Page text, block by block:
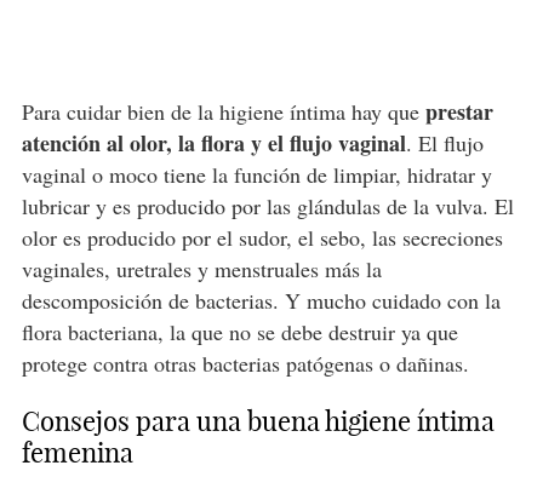
Para cuidar bien de la higiene íntima hay que prestar
atención al olor, la flora y el flujo vaginal. El flujo
vaginal o moco tiene la función de limpiar, hidratar y
lubricar y es producido por las glándulas de la vulva. El
olor es producido por el sudor, el sebo, las secreciones
vaginales, uretrales y menstruales más la
descomposición de bacterias. Y mucho cuidado con la
flora bacteriana, la que no se debe destruir ya que
protege contra otras bacterias patógenas o dañinas.
Consejos para una buena higiene íntima
femenina